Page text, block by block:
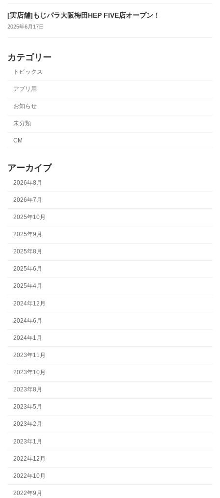
[実店舗]もじパラ大阪梅田HEP FIVE店オープン！
2025年6月17日
カテゴリー
トピックス
アプリ用
お知らせ
未分類
CM
アーカイブ
2026年8月
2026年7月
2025年10月
2025年9月
2025年8月
2025年6月
2025年4月
2024年12月
2024年6月
2024年1月
2023年11月
2023年10月
2023年8月
2023年5月
2023年2月
2023年1月
2022年12月
2022年10月
2022年9月